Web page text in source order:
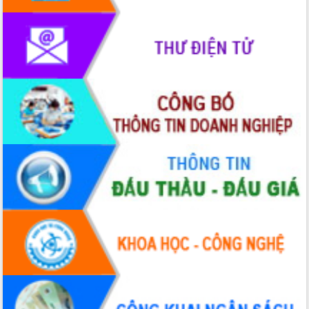
Lễ truy điệu và an táng hài cốt liệt sĩ
tại Nghĩa trang Liệt sĩ xã Sơn Hòa
Bàn giải pháp tháo gỡ khó khăn trong
xuất khẩu sầu riêng và triển khai quy
Thứ trưởng Bộ Nông nghiệp và Môi
trường Nguyễn Hoàng Hiệp khảo sát
vùng trồng và doanh nghiệp đóng gói
sầu riêng tại Đắk Lắk
Trình diễn nghệ thuật chế biến các
món ăn từ sầu riêng
Đắk Lắk công bố Quy hoạch và xúc
tiến đầu tư tỉnh
Ngành cá ngừ Đắk Lắk chủ động thích
ứng để giữ vững thị trường xuất khẩu
Diễn đàn Kinh tế tư nhân Việt Nam đột
phá cơ chế - Hợp tác công tư
Đề án 06 tạo bước ngoặt đột phá trong
cải cách hành chính tỉnh Đắk Lắk
Kết nối tour, đẩy mạnh chuyển đổi số